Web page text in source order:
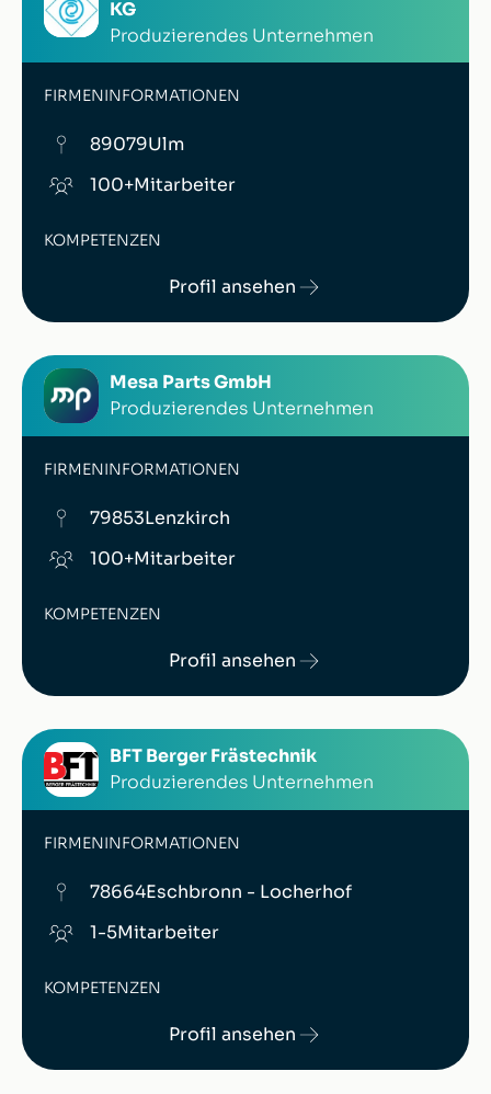
KG
Produzierendes Unternehmen
FIRMENINFORMATIONEN
89079Ulm
100+Mitarbeiter
KOMPETENZEN
Profil ansehen
Mesa Parts GmbH
Produzierendes Unternehmen
FIRMENINFORMATIONEN
79853Lenzkirch
100+Mitarbeiter
KOMPETENZEN
Profil ansehen
BFT Berger Frästechnik
Produzierendes Unternehmen
FIRMENINFORMATIONEN
78664Eschbronn - Locherhof
1-5Mitarbeiter
KOMPETENZEN
Profil ansehen